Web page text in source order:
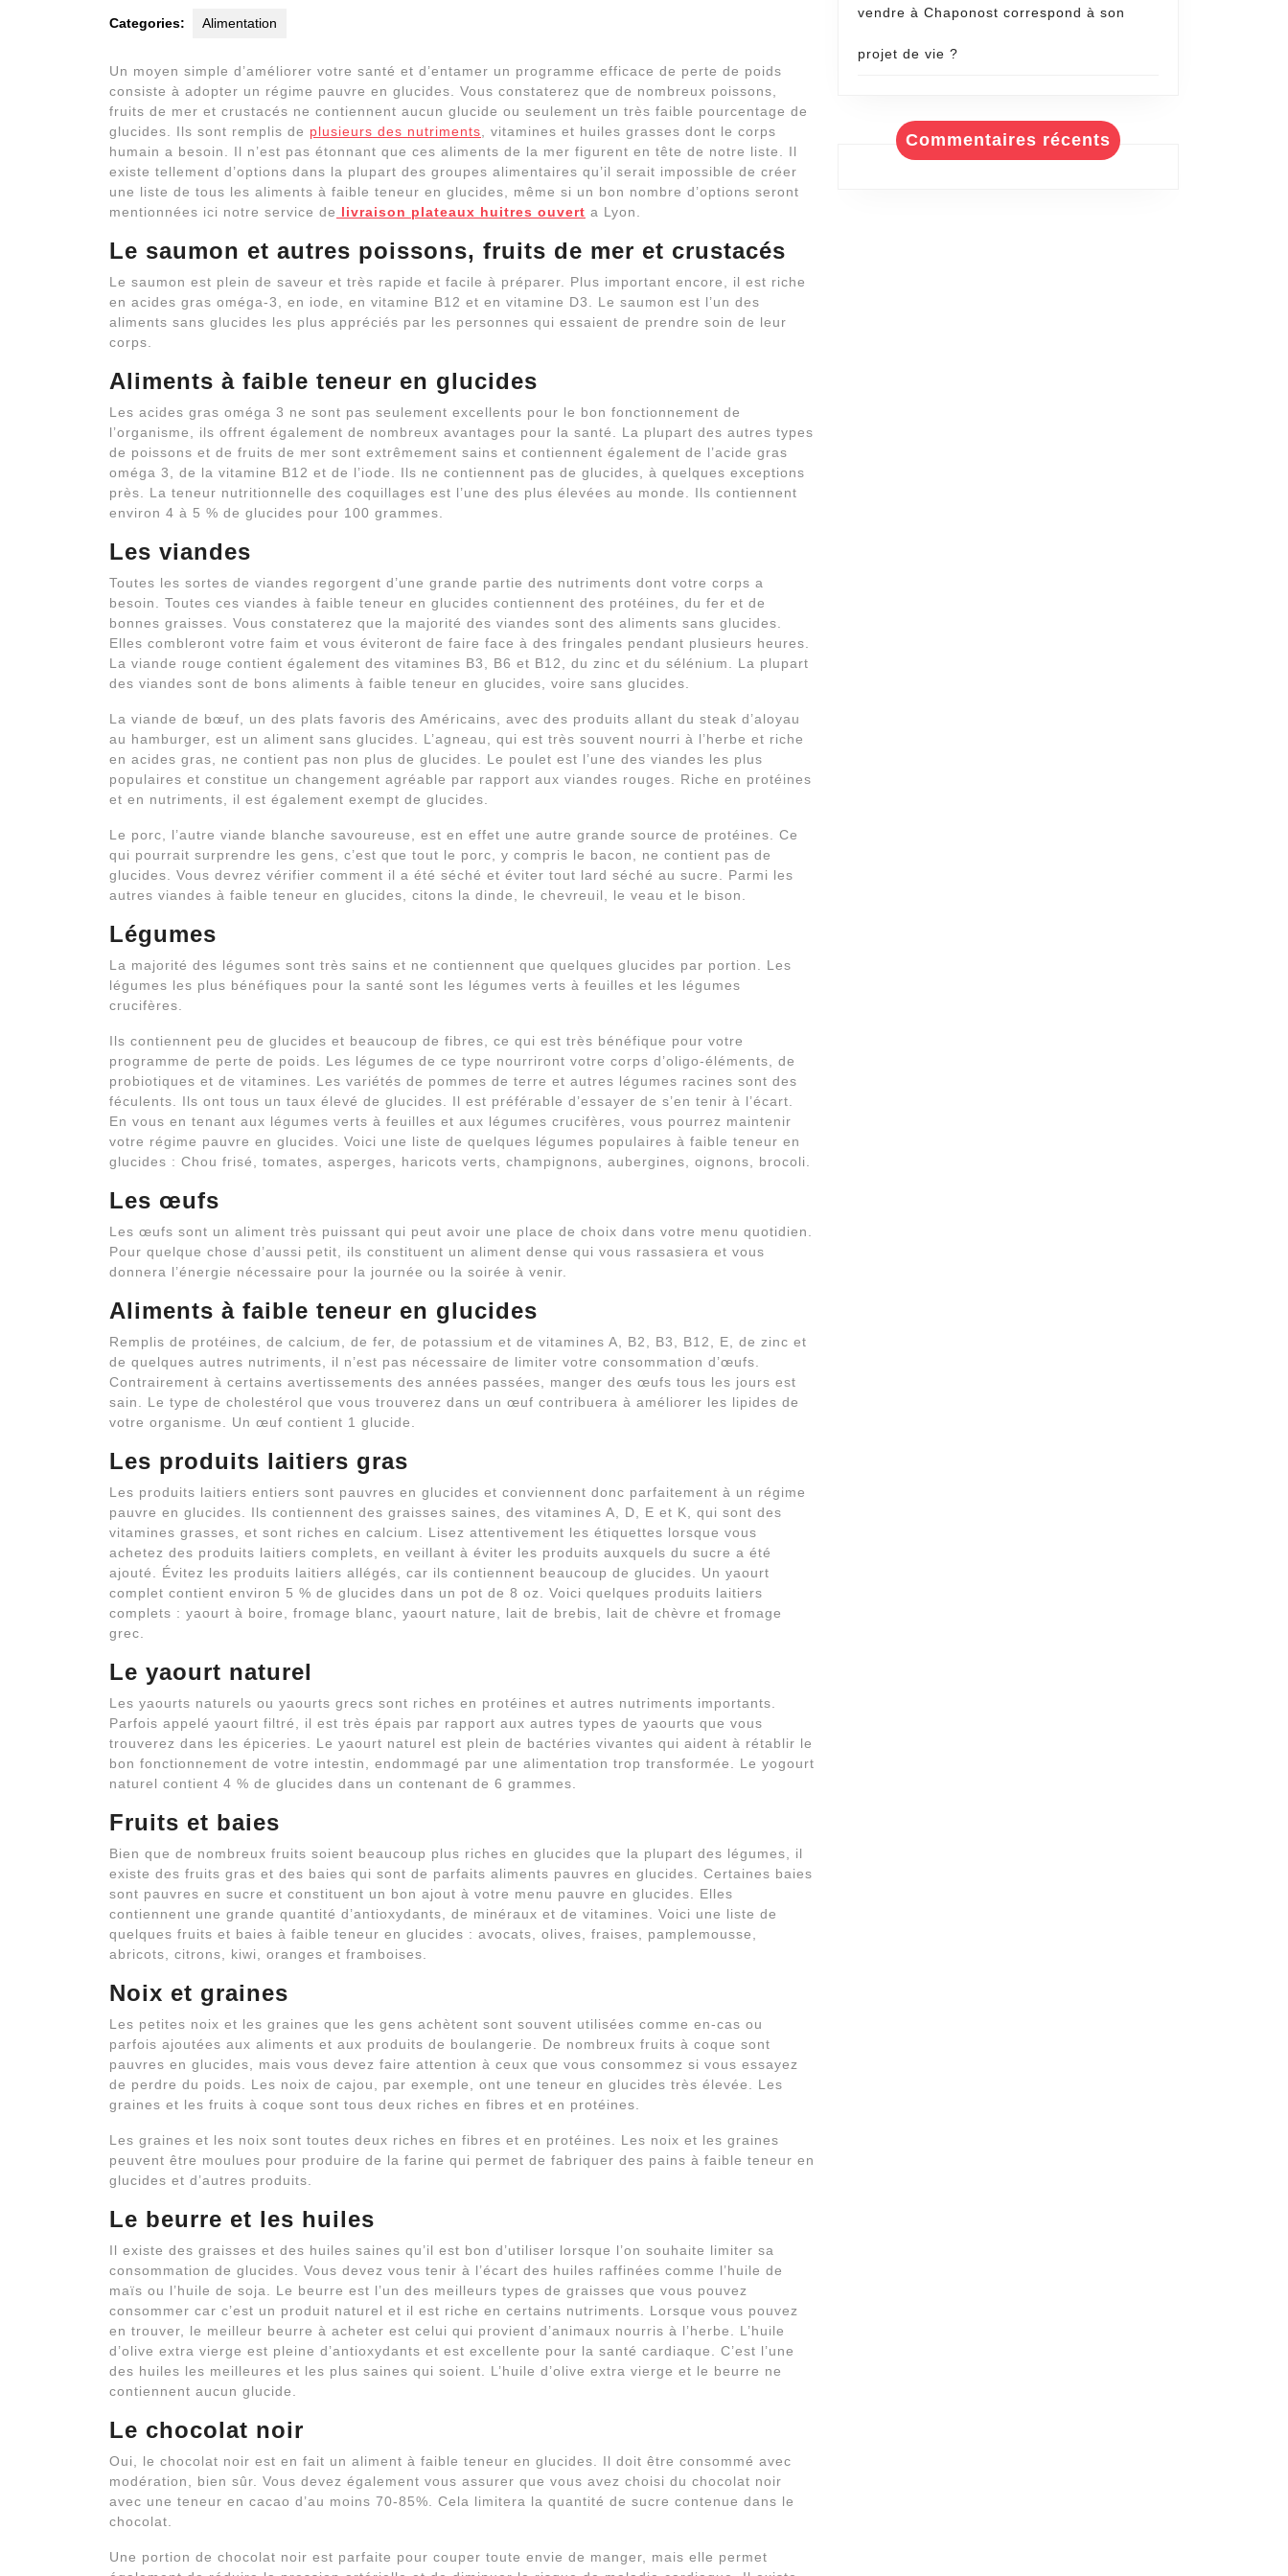
Categories: Alimentation
Un moyen simple d’améliorer votre santé et d’entamer un programme efficace de perte de poids
consiste à adopter un régime pauvre en glucides. Vous constaterez que de nombreux poissons,
fruits de mer et crustacés ne contiennent aucun glucide ou seulement un très faible pourcentage de
glucides. Ils sont remplis de plusieurs des nutriments , vitamines et huiles grasses dont le corps
humain a besoin. Il n’est pas étonnant que ces aliments de la mer figurent en tête de notre liste. Il
existe tellement d’options dans la plupart des groupes alimentaires qu’il serait impossible de créer
une liste de tous les aliments à faible teneur en glucides, même si un bon nombre d’options seront
mentionnées ici notre service de livraison plateaux huitres ouvert a Lyon.
Le saumon et autres poissons, fruits de mer et crustacés
Le saumon est plein de saveur et très rapide et facile à préparer. Plus important encore, il est riche
en acides gras oméga-3, en iode, en vitamine B12 et en vitamine D3. Le saumon est l’un des
aliments sans glucides les plus appréciés par les personnes qui essaient de prendre soin de leur
corps.
Aliments à faible teneur en glucides
Les acides gras oméga 3 ne sont pas seulement excellents pour le bon fonctionnement de
l’organisme, ils offrent également de nombreux avantages pour la santé. La plupart des autres types
de poissons et de fruits de mer sont extrêmement sains et contiennent également de l’acide gras
oméga 3, de la vitamine B12 et de l’iode. Ils ne contiennent pas de glucides, à quelques exceptions
près. La teneur nutritionnelle des coquillages est l’une des plus élevées au monde. Ils contiennent
environ 4 à 5 % de glucides pour 100 grammes.
Les viandes
Toutes les sortes de viandes regorgent d’une grande partie des nutriments dont votre corps a
besoin. Toutes ces viandes à faible teneur en glucides contiennent des protéines, du fer et de
bonnes graisses. Vous constaterez que la majorité des viandes sont des aliments sans glucides.
Elles combleront votre faim et vous éviteront de faire face à des fringales pendant plusieurs heures.
La viande rouge contient également des vitamines B3, B6 et B12, du zinc et du sélénium. La plupart
des viandes sont de bons aliments à faible teneur en glucides, voire sans glucides.
La viande de bœuf, un des plats favoris des Américains, avec des produits allant du steak d’aloyau
au hamburger, est un aliment sans glucides. L’agneau, qui est très souvent nourri à l’herbe et riche
en acides gras, ne contient pas non plus de glucides. Le poulet est l’une des viandes les plus
populaires et constitue un changement agréable par rapport aux viandes rouges. Riche en protéines
et en nutriments, il est également exempt de glucides.
Le porc, l’autre viande blanche savoureuse, est en effet une autre grande source de protéines. Ce
qui pourrait surprendre les gens, c’est que tout le porc, y compris le bacon, ne contient pas de
glucides. Vous devrez vérifier comment il a été séché et éviter tout lard séché au sucre. Parmi les
autres viandes à faible teneur en glucides, citons la dinde, le chevreuil, le veau et le bison.
Légumes
La majorité des légumes sont très sains et ne contiennent que quelques glucides par portion. Les
légumes les plus bénéfiques pour la santé sont les légumes verts à feuilles et les légumes
crucifères.
Ils contiennent peu de glucides et beaucoup de fibres, ce qui est très bénéfique pour votre
programme de perte de poids. Les légumes de ce type nourriront votre corps d’oligo-éléments, de
probiotiques et de vitamines. Les variétés de pommes de terre et autres légumes racines sont des
féculents. Ils ont tous un taux élevé de glucides. Il est préférable d’essayer de s’en tenir à l’écart.
En vous en tenant aux légumes verts à feuilles et aux légumes crucifères, vous pourrez maintenir
votre régime pauvre en glucides. Voici une liste de quelques légumes populaires à faible teneur en
glucides : Chou frisé, tomates, asperges, haricots verts, champignons, aubergines, oignons, brocoli.
Les œufs
Les œufs sont un aliment très puissant qui peut avoir une place de choix dans votre menu quotidien.
Pour quelque chose d’aussi petit, ils constituent un aliment dense qui vous rassasiera et vous
donnera l’énergie nécessaire pour la journée ou la soirée à venir.
Aliments à faible teneur en glucides
Remplis de protéines, de calcium, de fer, de potassium et de vitamines A, B2, B3, B12, E, de zinc et
de quelques autres nutriments, il n’est pas nécessaire de limiter votre consommation d’œufs.
Contrairement à certains avertissements des années passées, manger des œufs tous les jours est
sain. Le type de cholestérol que vous trouverez dans un œuf contribuera à améliorer les lipides de
votre organisme. Un œuf contient 1 glucide.
Les produits laitiers gras
Les produits laitiers entiers sont pauvres en glucides et conviennent donc parfaitement à un régime
pauvre en glucides. Ils contiennent des graisses saines, des vitamines A, D, E et K, qui sont des
vitamines grasses, et sont riches en calcium. Lisez attentivement les étiquettes lorsque vous
achetez des produits laitiers complets, en veillant à éviter les produits auxquels du sucre a été
ajouté. Évitez les produits laitiers allégés, car ils contiennent beaucoup de glucides. Un yaourt
complet contient environ 5 % de glucides dans un pot de 8 oz. Voici quelques produits laitiers
complets : yaourt à boire, fromage blanc, yaourt nature, lait de brebis, lait de chèvre et fromage
grec.
Le yaourt naturel
Les yaourts naturels ou yaourts grecs sont riches en protéines et autres nutriments importants.
Parfois appelé yaourt filtré, il est très épais par rapport aux autres types de yaourts que vous
trouverez dans les épiceries. Le yaourt naturel est plein de bactéries vivantes qui aident à rétablir le
bon fonctionnement de votre intestin, endommagé par une alimentation trop transformée. Le yogourt
naturel contient 4 % de glucides dans un contenant de 6 grammes.
Fruits et baies
Bien que de nombreux fruits soient beaucoup plus riches en glucides que la plupart des légumes, il
existe des fruits gras et des baies qui sont de parfaits aliments pauvres en glucides. Certaines baies
sont pauvres en sucre et constituent un bon ajout à votre menu pauvre en glucides. Elles
contiennent une grande quantité d’antioxydants, de minéraux et de vitamines. Voici une liste de
quelques fruits et baies à faible teneur en glucides : avocats, olives, fraises, pamplemousse,
abricots, citrons, kiwi, oranges et framboises.
Noix et graines
Les petites noix et les graines que les gens achètent sont souvent utilisées comme en-cas ou
parfois ajoutées aux aliments et aux produits de boulangerie. De nombreux fruits à coque sont
pauvres en glucides, mais vous devez faire attention à ceux que vous consommez si vous essayez
de perdre du poids. Les noix de cajou, par exemple, ont une teneur en glucides très élevée. Les
graines et les fruits à coque sont tous deux riches en fibres et en protéines.
Les graines et les noix sont toutes deux riches en fibres et en protéines. Les noix et les graines
peuvent être moulues pour produire de la farine qui permet de fabriquer des pains à faible teneur en
glucides et d’autres produits.
Le beurre et les huiles
Il existe des graisses et des huiles saines qu’il est bon d’utiliser lorsque l’on souhaite limiter sa
consommation de glucides. Vous devez vous tenir à l’écart des huiles raffinées comme l’huile de
maïs ou l’huile de soja. Le beurre est l’un des meilleurs types de graisses que vous pouvez
consommer car c’est un produit naturel et il est riche en certains nutriments. Lorsque vous pouvez
en trouver, le meilleur beurre à acheter est celui qui provient d’animaux nourris à l’herbe. L’huile
d’olive extra vierge est pleine d’antioxydants et est excellente pour la santé cardiaque. C’est l’une
des huiles les meilleures et les plus saines qui soient. L’huile d’olive extra vierge et le beurre ne
contiennent aucun glucide.
Le chocolat noir
Oui, le chocolat noir est en fait un aliment à faible teneur en glucides. Il doit être consommé avec
modération, bien sûr. Vous devez également vous assurer que vous avez choisi du chocolat noir
avec une teneur en cacao d’au moins 70-85%. Cela limitera la quantité de sucre contenue dans le
chocolat.
Une portion de chocolat noir est parfaite pour couper toute envie de manger, mais elle permet
vendre à Chaponost correspond à son
projet de vie ?
Commentaires récents